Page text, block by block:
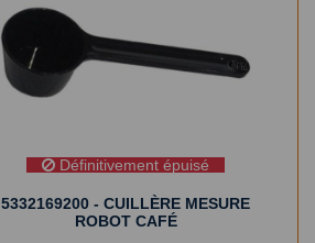
Définitivement épuisé
5332169200 - CUILLÈRE MESURE
ROBOT CAFÉ